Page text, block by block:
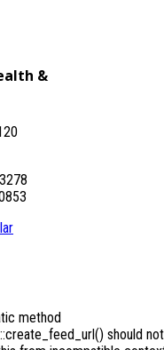
&
method
should